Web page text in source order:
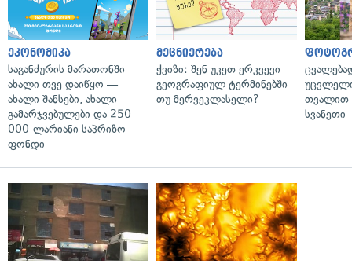
ეკონომიკა
საგანძურის მარათონში
ახალი თვე დაიწყო —
ახალი შანსები, ახალი
გამარჯვებულები და 250
000-ლარიანი საპრიზო
ფონდი
მეცნიერება
ქვიზი: შენ უკეთ ერკვევი
გეოგრაფიულ ტერმინებში
თუ მერვეკლასელი?
თვალით
სვანეთი